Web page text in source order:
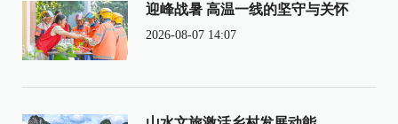
迎峰战暑 高温一线的坚守与关怀
2026-08-07 14:07